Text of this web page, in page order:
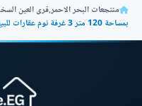
منتجعات البحر الاحمر,قرى العين
بمساحة 120 متر 3 غرفة نوم عقارات للبيع في قرية جاز ليتل فينيس جولف